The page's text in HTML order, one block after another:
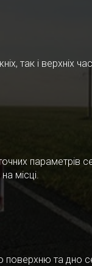
так і верхніх
місці.
та дно